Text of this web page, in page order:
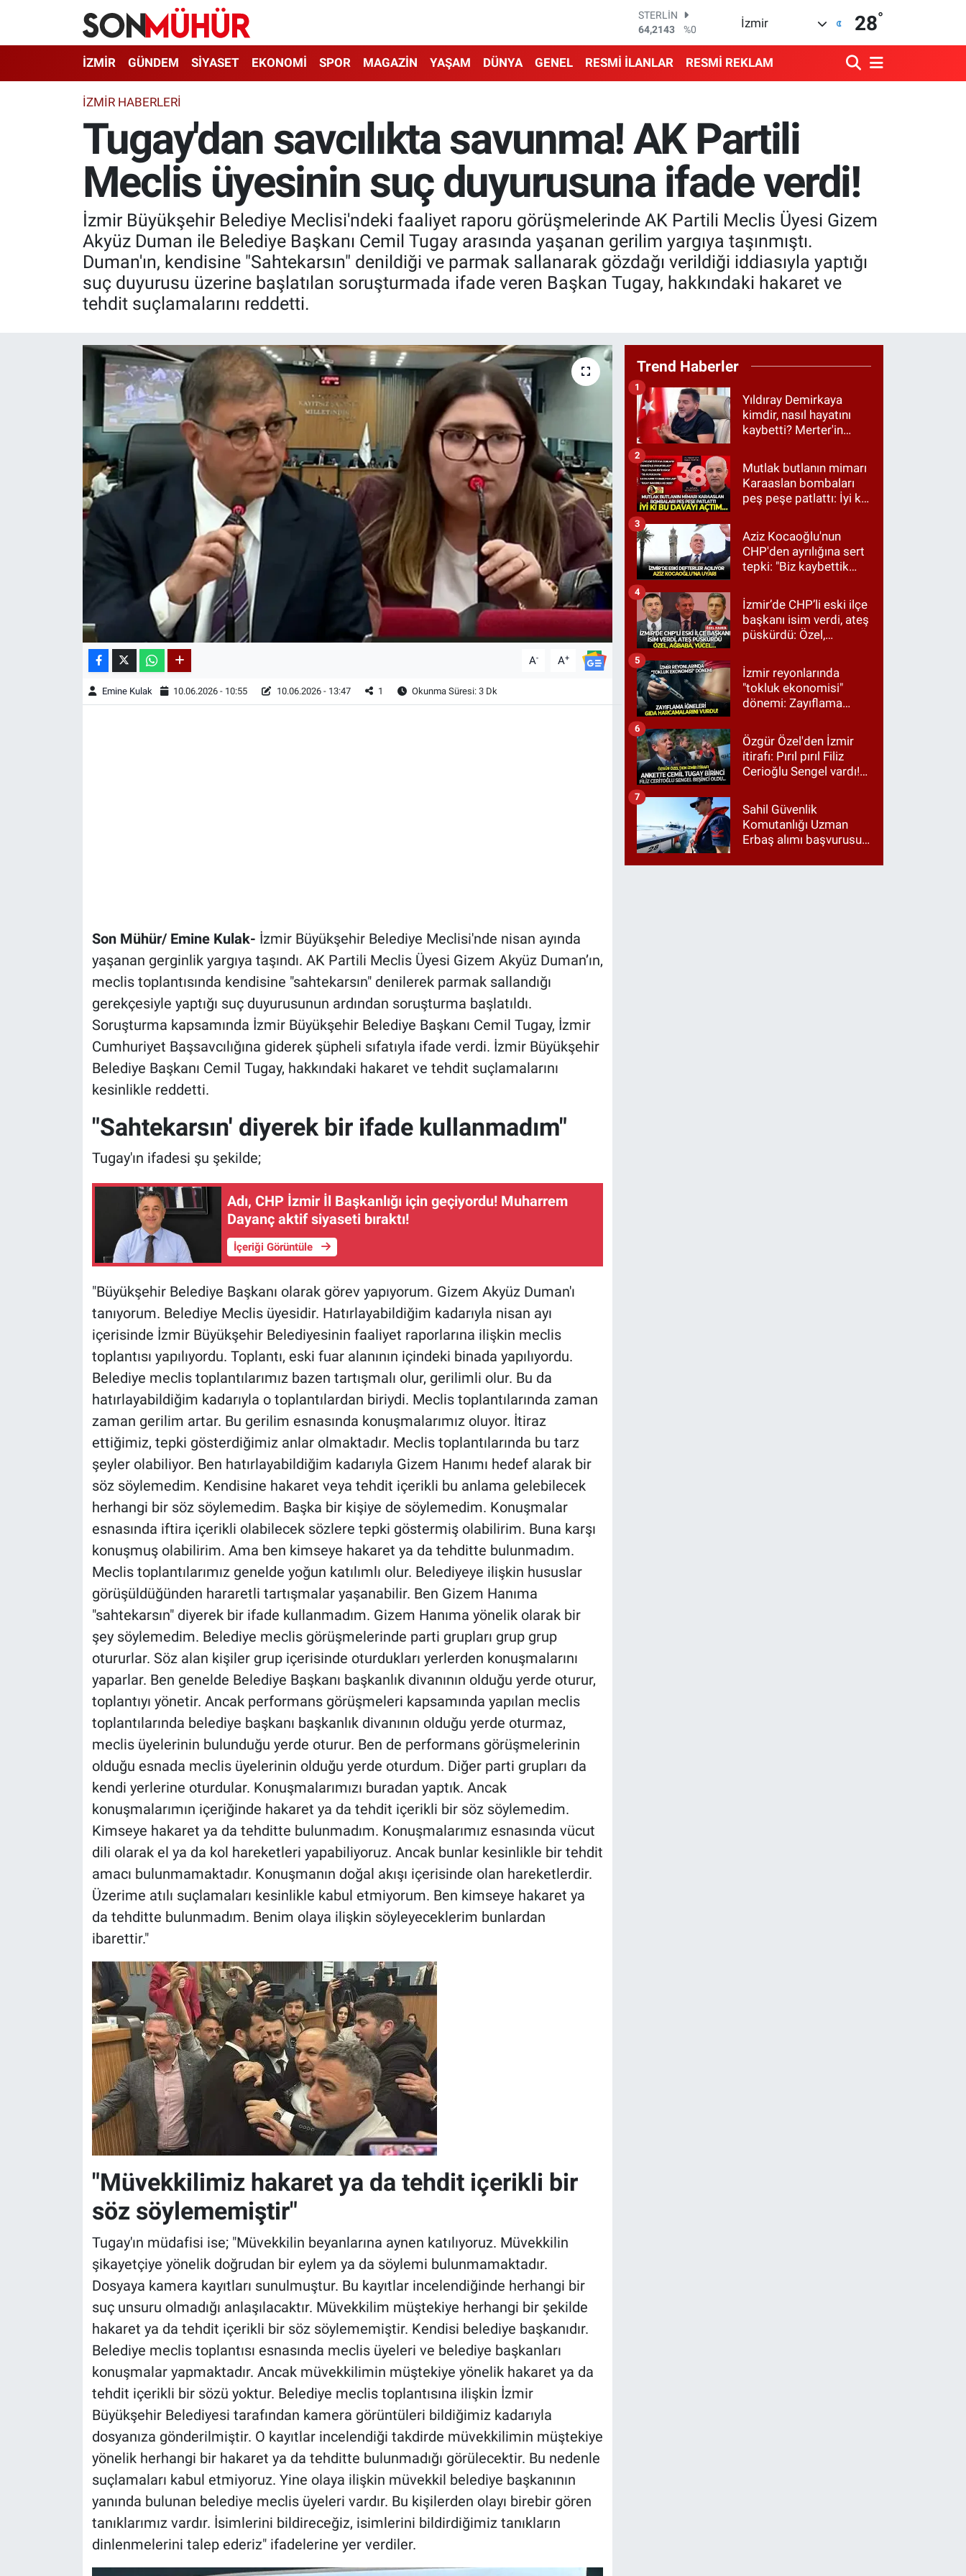
GRAM ALTIN
6500.87
%0.12
BİST100
13.799
%70
EURO
55,0406
%-0.08
64,2143
%0
İzmir 28°
İZMİR GÜNDEM SİYASET EKONOMİ SPOR MAGAZİN YAŞAM DÜNYA GENEL RESMİ İLANLAR RESMİ REKLAM
İZMIR HABERLERI
Tugay'dan savcılıkta savunma! AK Partili
Meclis üyesinin suç duyurusuna ifade verdi!
İzmir Büyükşehir Belediye Meclisi'ndeki faaliyet raporu görüşmelerinde AK Partili Meclis Üyesi Gizem
Akyüz Duman ile Belediye Başkanı Cemil Tugay arasında yaşanan gerilim yargıya taşınmıştı.
Duman'ın, kendisine "Sahtekarsın" denildiği ve parmak sallanarak gözdağı verildiği iddiasıyla yaptığı
suç duyurusu üzerine başlatılan soruşturmada ifade veren Başkan Tugay, hakkındaki hakaret ve
tehdit suçlamalarını reddetti.
A- A+
Emine Kulak 10.06.2026 - 10:55 10.06.2026 - 13:47 1 Okunma Süresi: 3 Dk
Son Mühür/ Emine Kulak- İzmir Büyükşehir Belediye Meclisi'nde nisan ayında
yaşanan gerginlik yargıya taşındı. AK Partili Meclis Üyesi Gizem Akyüz Duman’ın,
meclis toplantısında kendisine "sahtekarsın" denilerek parmak sallandığı
gerekçesiyle yaptığı suç duyurusunun ardından soruşturma başlatıldı.
Soruşturma kapsamında İzmir Büyükşehir Belediye Başkanı Cemil Tugay, İzmir
Cumhuriyet Başsavcılığına giderek şüpheli sıfatıyla ifade verdi. İzmir Büyükşehir
Belediye Başkanı Cemil Tugay, hakkındaki hakaret ve tehdit suçlamalarını
kesinlikle reddetti.
"Sahtekarsın' diyerek bir ifade kullanmadım"
Tugay'ın ifadesi şu şekilde;
Adı, CHP İzmir İl Başkanlığı için geçiyordu! Muharrem
Dayanç aktif siyaseti bıraktı!
İçeriği Görüntüle
"Büyükşehir Belediye Başkanı olarak görev yapıyorum. Gizem Akyüz Duman'ı
tanıyorum. Belediye Meclis üyesidir. Hatırlayabildiğim kadarıyla nisan ayı
içerisinde İzmir Büyükşehir Belediyesinin faaliyet raporlarına ilişkin meclis
toplantısı yapılıyordu. Toplantı, eski fuar alanının içindeki binada yapılıyordu.
Belediye meclis toplantılarımız bazen tartışmalı olur, gerilimli olur. Bu da
hatırlayabildiğim kadarıyla o toplantılardan biriydi. Meclis toplantılarında zaman
zaman gerilim artar. Bu gerilim esnasında konuşmalarımız oluyor. İtiraz
ettiğimiz, tepki gösterdiğimiz anlar olmaktadır. Meclis toplantılarında bu tarz
şeyler olabiliyor. Ben hatırlayabildiğim kadarıyla Gizem Hanımı hedef alarak bir
söz söylemedim. Kendisine hakaret veya tehdit içerikli bu anlama gelebilecek
herhangi bir söz söylemedim. Başka bir kişiye de söylemedim. Konuşmalar
esnasında iftira içerikli olabilecek sözlere tepki göstermiş olabilirim. Buna karşı
konuşmuş olabilirim. Ama ben kimseye hakaret ya da tehditte bulunmadım.
Meclis toplantılarımız genelde yoğun katılımlı olur. Belediyeye ilişkin hususlar
görüşüldüğünden hararetli tartışmalar yaşanabilir. Ben Gizem Hanıma
"sahtekarsın" diyerek bir ifade kullanmadım. Gizem Hanıma yönelik olarak bir
şey söylemedim. Belediye meclis görüşmelerinde parti grupları grup grup
otururlar. Söz alan kişiler grup içerisinde oturdukları yerlerden konuşmalarını
yaparlar. Ben genelde Belediye Başkanı başkanlık divanının olduğu yerde oturur,
toplantıyı yönetir. Ancak performans görüşmeleri kapsamında yapılan meclis
toplantılarında belediye başkanı başkanlık divanının olduğu yerde oturmaz,
meclis üyelerinin bulunduğu yerde oturur. Ben de performans görüşmelerinin
olduğu esnada meclis üyelerinin olduğu yerde oturdum. Diğer parti grupları da
kendi yerlerine oturdular. Konuşmalarımızı buradan yaptık. Ancak
konuşmalarımın içeriğinde hakaret ya da tehdit içerikli bir söz söylemedim.
Kimseye hakaret ya da tehditte bulunmadım. Konuşmalarımız esnasında vücut
dili olarak el ya da kol hareketleri yapabiliyoruz. Ancak bunlar kesinlikle bir tehdit
amacı bulunmamaktadır. Konuşmanın doğal akışı içerisinde olan hareketlerdir.
Üzerime atılı suçlamaları kesinlikle kabul etmiyorum. Ben kimseye hakaret ya
da tehditte bulunmadım. Benim olaya ilişkin söyleyeceklerim bunlardan
ibarettir."
"Müvekkilimiz hakaret ya da tehdit içerikli bir
söz söylememiştir"
Tugay'ın müdafisi ise; "Müvekkilin beyanlarına aynen katılıyoruz. Müvekkilin
şikayetçiye yönelik doğrudan bir eylem ya da söylemi bulunmamaktadır.
Dosyaya kamera kayıtları sunulmuştur. Bu kayıtlar incelendiğinde herhangi bir
suç unsuru olmadığı anlaşılacaktır. Müvekkilim müştekiye herhangi bir şekilde
hakaret ya da tehdit içerikli bir söz söylememiştir. Kendisi belediye başkanıdır.
Belediye meclis toplantısı esnasında meclis üyeleri ve belediye başkanları
konuşmalar yapmaktadır. Ancak müvekkilimin müştekiye yönelik hakaret ya da
tehdit içerikli bir sözü yoktur. Belediye meclis toplantısına ilişkin İzmir
Büyükşehir Belediyesi tarafından kamera görüntüleri bildiğimiz kadarıyla
dosyanıza gönderilmiştir. O kayıtlar incelendiği takdirde müvekkilimin müştekiye
yönelik herhangi bir hakaret ya da tehditte bulunmadığı görülecektir. Bu nedenle
suçlamaları kabul etmiyoruz. Yine olaya ilişkin müvekkil belediye başkanının
yanında bulunan belediye meclis üyeleri vardır. Bu kişilerden olayı birebir gören
tanıklarımız vardır. İsimlerini bildireceğiz, isimlerini bildirdiğimiz tanıkların
dinlenmelerini talep ederiz" ifadelerine yer verdiler.
Trend Haberler
Yıldıray Demirkaya
kimdir, nasıl hayatını
kaybetti? Merter'in
mesajı
1
Mutlak butlanın mimarı
Karaaslan bombaları
peş peşe patlattı: İyi ki
2
Aziz Kocaoğlu'nun
CHP'den ayrılığına sert
tepki: "Biz kaybettik
etmedik"
3
İzmir’de CHP’li eski ilçe
başkanı isim verdi, ateş
püskürdü: Özel,
4
İzmir reyonlarında
"tokluk ekonomisi"
dönemi: Zayıflama
harcamalarını vurdu!
5
Özgür Özel'den İzmir
itirafı: Pırıl pırıl Filiz
Cerioğlu Sengel vardı!
Tugay birinci çıktı
6
Sahil Güvenlik
Komutanlığı Uzman
Erbaş alımı başvurusu
başvuru şartları neler?
7
İzmir Nöbetçi Eczaneler
İzmir Hava Durumu
İzmir Namaz Vakitleri
İzmir Trafik Yoğunluk Haritası
Süper Lig Puan Durumu ve Fikstür
Tüm Manşetler
Son Dakika Haberleri
Haber Arşivi